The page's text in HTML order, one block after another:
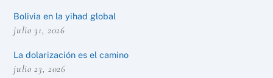
Bolivia en la yihad global
julio 31, 2026
La dolarización es el camino
julio 23, 2026